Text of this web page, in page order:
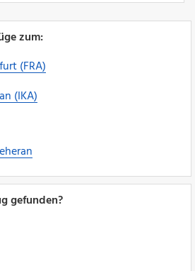
zum:
(FRA)
(IKA)
gefunden?